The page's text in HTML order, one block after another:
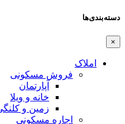
دسته‌بندی‌ها
×
املاک
فروش مسکونی
آپارتمان
خانه و ویلا
زمین و کلنگی
اجاره مسکونی